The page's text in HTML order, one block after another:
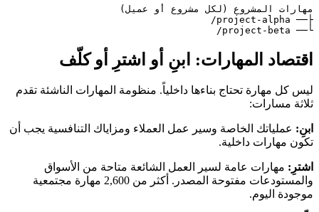
└── project-beta/
اقتصاد المهارات: ابنِ أو اشترِ أو كلّف
ليس كل مهارة تحتاج بناءها داخلياً. منظومة المهارات الناشئة تقدم
ثلاثة مسارات:
ابنِ:عملياتك الخاصة وسير عمل العملاء ومزاياك التنافسية يجب أن
تكون مهارات داخلية.
اشترِ: مهارات عامة لسير العمل الشائعة متاحة من الأسواق
والمستودعات مفتوحة المصدر. أكثر من 2,600 مهارة مجتمعية
موجودة اليوم.